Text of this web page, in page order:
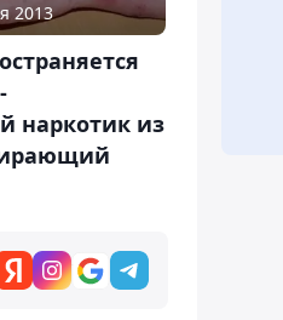
2013
наркотик из